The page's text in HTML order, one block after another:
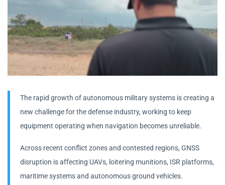
The rapid growth of autonomous military systems is creating a
new challenge for the defense industry, working to keep
equipment operating when navigation becomes unreliable.
Across recent conflict zones and contested regions, GNSS
disruption is affecting UAVs, loitering munitions, ISR platforms,
maritime systems and autonomous ground vehicles.